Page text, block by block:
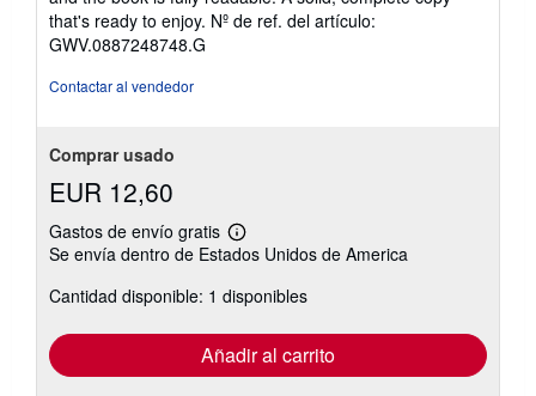
5
estrellas
that's ready to enjoy. Nº de ref. del artículo:
GWV.0887248748.G
Contactar al vendedor
Comprar usado
EUR 12,60
Gastos de envío gratis
Más
información
las
tarifas
envío
Se envía dentro de Estados Unidos de America
Cantidad disponible: 1 disponibles
Añadir al carrito